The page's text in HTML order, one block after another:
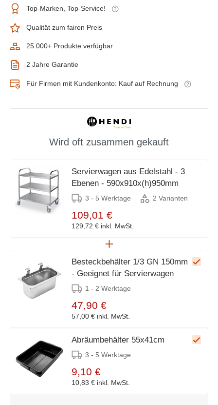
Top-Marken, Top-Service!
Qualität zum fairen Preis
25.000+ Produkte verfügbar
2 Jahre Garantie
Für Firmen mit Kundenkonto: Kauf auf Rechnung
Wird oft zusammen gekauft
Servierwagen aus Edelstahl - 3
Ebenen - 590x910x(h)950mm
3 - 5 Werktage 2 Varianten
109,01 €
129,72 € inkl. MwSt.
Besteckbehälter 1/3 GN 150mm
- Geeignet für Servierwagen
1 - 2 Werktage
47,90 €
57,00 € inkl. MwSt.
Abräumbehälter 55x41cm
3 - 5 Werktage
9,10 €
10,83 € inkl. MwSt.